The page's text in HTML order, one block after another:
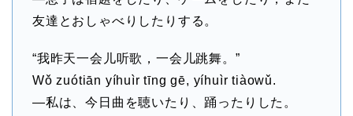
友達とおしゃべりしたりする。
“我昨天一会儿听歌，一会儿跳舞。”
Wǒ zuótiān yíhuìr tīng gē, yíhuìr tiàowǔ.
—私は、今日曲を聴いたり、踊ったりした。